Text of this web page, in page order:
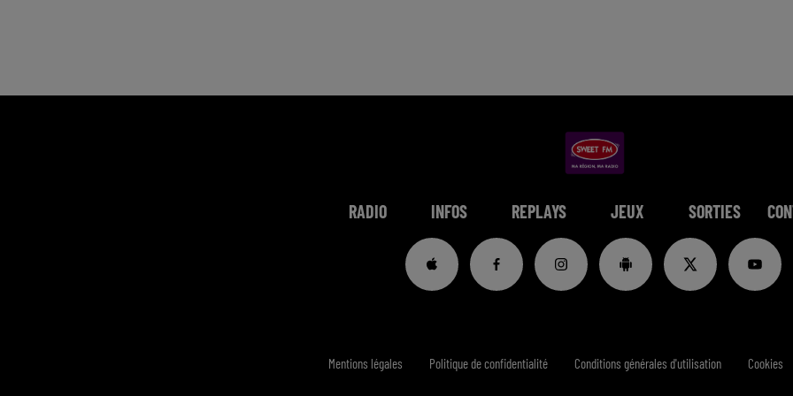
RADIO INFOS REPLAYS JEUX SORTIES
Mentions légales Politique de confidentialité Conditions générales d'utilisation Cookies